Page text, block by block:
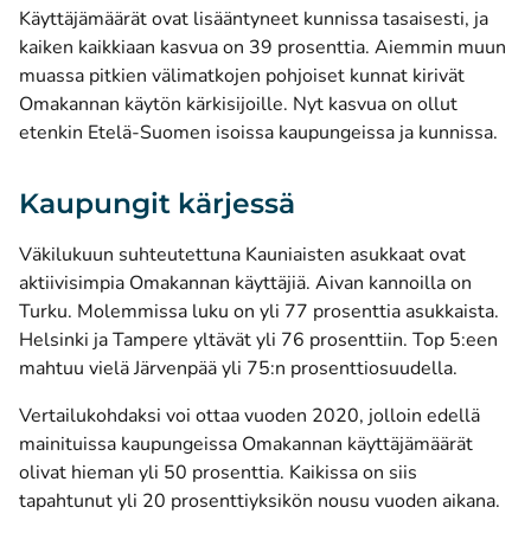
Käyttäjämäärät ovat lisääntyneet kunnissa tasaisesti, ja
kaiken kaikkiaan kasvua on 39 prosenttia. Aiemmin muun
muassa pitkien välimatkojen pohjoiset kunnat kirivät
Omakannan käytön kärkisijoille. Nyt kasvua on ollut
etenkin Etelä-Suomen isoissa kaupungeissa ja kunnissa.
Kaupungit kärjessä
Väkilukuun suhteutettuna Kauniaisten asukkaat ovat
aktiivisimpia Omakannan käyttäjiä. Aivan kannoilla on
Turku. Molemmissa luku on yli 77 prosenttia asukkaista.
Helsinki ja Tampere yltävät yli 76 prosenttiin. Top 5:een
mahtuu vielä Järvenpää yli 75:n prosenttiosuudella.
Vertailukohdaksi voi ottaa vuoden 2020, jolloin edellä
mainituissa kaupungeissa Omakannan käyttäjämäärät
olivat hieman yli 50 prosenttia. Kaikissa on siis
tapahtunut yli 20 prosenttiyksikön nousu vuoden aikana.